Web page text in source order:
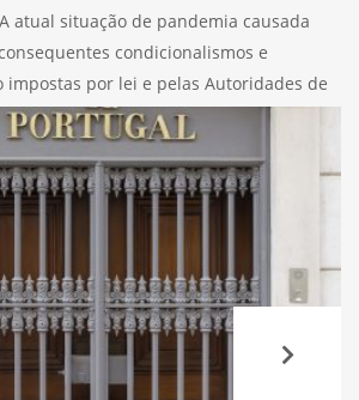
atual situação de pandemia causada
condicionalismos e
impostas por lei e pelas Autoridades de
declarações do Estado de Emergência